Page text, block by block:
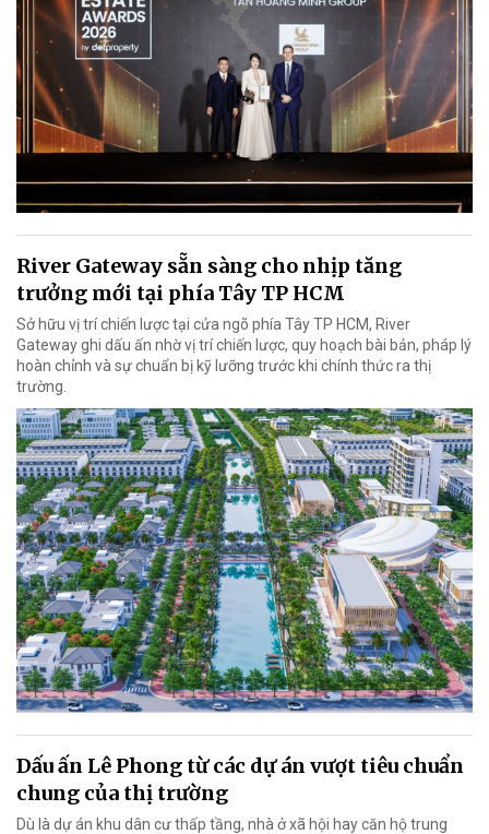
River Gateway sẵn sàng cho nhịp tăng
trưởng mới tại phía Tây TP HCM
Sở hữu vị trí chiến lược tại cửa ngõ phía Tây TP HCM, River
Gateway ghi dấu ấn nhờ vị trí chiến lược, quy hoạch bài bản, pháp lý
hoàn chỉnh và sự chuẩn bị kỹ lưỡng trước khi chính thức ra thị
trường.
Dấu ấn Lê Phong từ các dự án vượt tiêu chuẩn
chung của thị trường
Dù là dự án khu dân cư thấp tầng, nhà ở xã hội hay căn hộ trung